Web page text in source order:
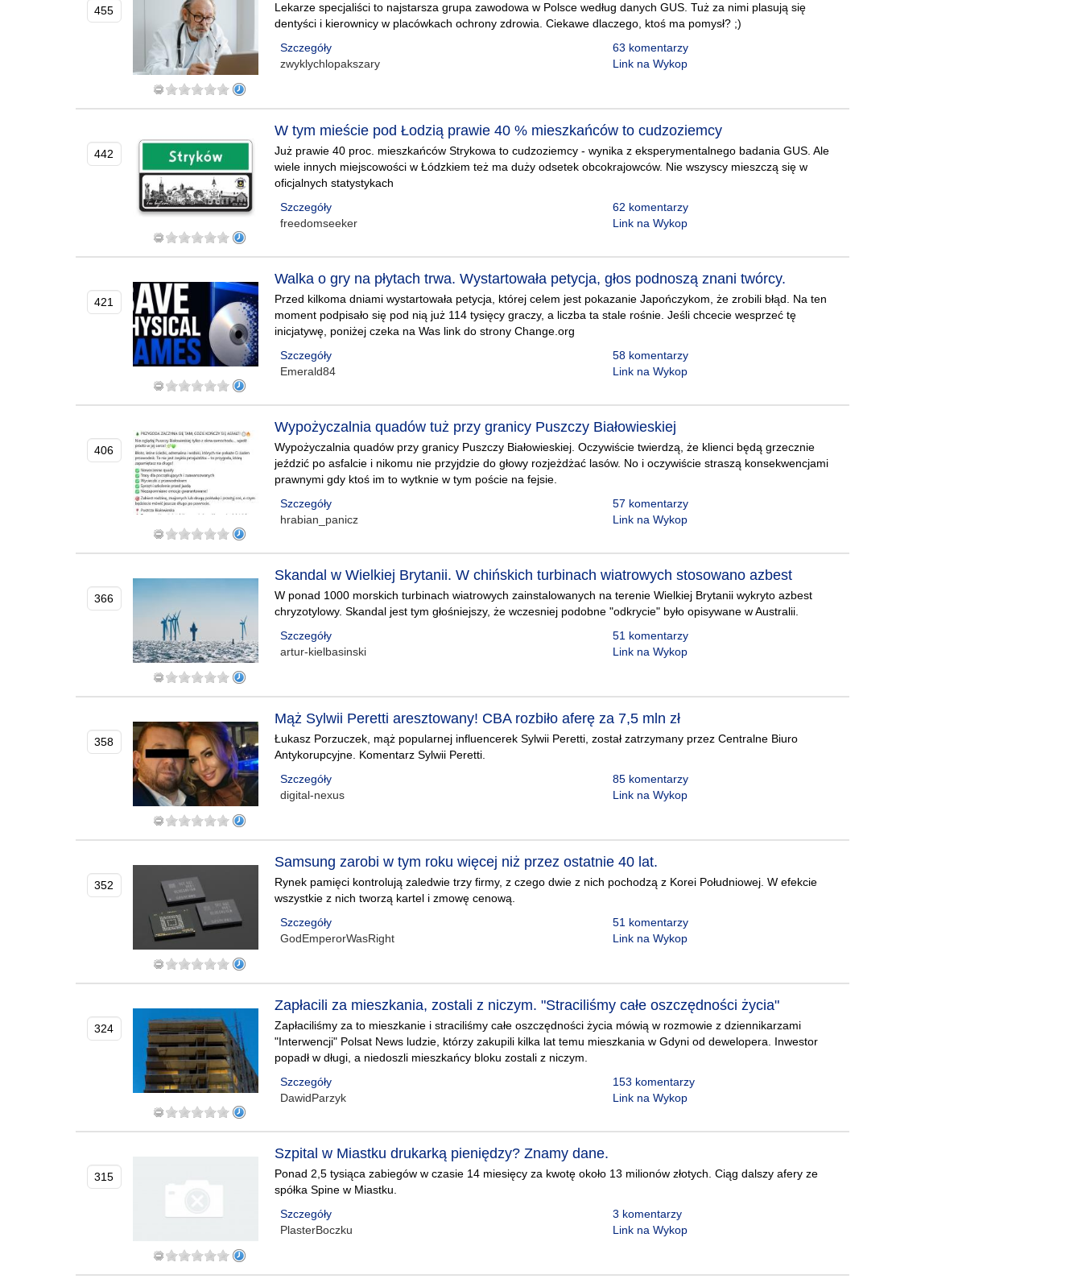
455
Lekarze specjaliści to najstarsza grupa zawodowa w Polsce według danych GUS. Tuż za nimi plasują się
dentyści i kierownicy w placówkach ochrony zdrowia. Ciekawe dlaczego, ktoś ma pomysł? ;)
Szczegóły
zwyklychlopakszary
63 komentarzy
Link na Wykop
442
W tym mieście pod Łodzią prawie 40 % mieszkańców to cudzoziemcy
Już prawie 40 proc. mieszkańców Strykowa to cudzoziemcy - wynika z eksperymentalnego badania GUS. Ale
wiele innych miejscowości w Łódzkiem też ma duży odsetek obcokrajowców. Nie wszyscy mieszczą się w
oficjalnych statystykach
Szczegóły
freedomseeker
62 komentarzy
Link na Wykop
421
Walka o gry na płytach trwa. Wystartowała petycja, głos podnoszą znani twórcy.
Przed kilkoma dniami wystartowała petycja, której celem jest pokazanie Japończykom, że zrobili błąd. Na ten
moment podpisało się pod nią już 114 tysięcy graczy, a liczba ta stale rośnie. Jeśli chcecie wesprzeć tę
inicjatywę, poniżej czeka na Was link do strony Change.org
Szczegóły
Emerald84
58 komentarzy
Link na Wykop
406
Wypożyczalnia quadów tuż przy granicy Puszczy Białowieskiej
Wypożyczalnia quadów przy granicy Puszczy Białowieskiej. Oczywiście twierdzą, że klienci będą grzecznie
jeździć po asfalcie i nikomu nie przyjdzie do głowy rozjeżdżać lasów. No i oczywiście straszą konsekwencjami
prawnymi gdy ktoś im to wytknie w tym poście na fejsie.
Szczegóły
hrabian_panicz
57 komentarzy
Link na Wykop
366
Skandal w Wielkiej Brytanii. W chińskich turbinach wiatrowych stosowano azbest
W ponad 1000 morskich turbinach wiatrowych zainstalowanych na terenie Wielkiej Brytanii wykryto azbest
chryzotylowy. Skandal jest tym głośniejszy, że wczesniej podobne "odkrycie" było opisywane w Australii.
Szczegóły
artur-kielbasinski
51 komentarzy
Link na Wykop
358
Mąż Sylwii Peretti aresztowany! CBA rozbiło aferę za 7,5 mln zł
Łukasz Porzuczek, mąż popularnej influencerek Sylwii Peretti, został zatrzymany przez Centralne Biuro
Antykorupcyjne. Komentarz Sylwii Peretti.
Szczegóły
digital-nexus
85 komentarzy
Link na Wykop
352
Samsung zarobi w tym roku więcej niż przez ostatnie 40 lat.
Rynek pamięci kontrolują zaledwie trzy firmy, z czego dwie z nich pochodzą z Korei Południowej. W efekcie
wszystkie z nich tworzą kartel i zmowę cenową.
Szczegóły
GodEmperorWasRight
51 komentarzy
Link na Wykop
324
Zapłacili za mieszkania, zostali z niczym. "Straciliśmy całe oszczędności życia"
Zapłaciliśmy za to mieszkanie i straciliśmy całe oszczędności życia mówią w rozmowie z dziennikarzami
"Interwencji" Polsat News ludzie, którzy zakupili kilka lat temu mieszkania w Gdyni od dewelopera. Inwestor
popadł w długi, a niedoszli mieszkańcy bloku zostali z niczym.
Szczegóły
DawidParzyk
153 komentarzy
Link na Wykop
315
Szpital w Miastku drukarką pieniędzy? Znamy dane.
Ponad 2,5 tysiąca zabiegów w czasie 14 miesięcy za kwotę około 13 milionów złotych. Ciąg dalszy afery ze
spółka Spine w Miastku.
Szczegóły
PlasterBoczku
3 komentarzy
Link na Wykop